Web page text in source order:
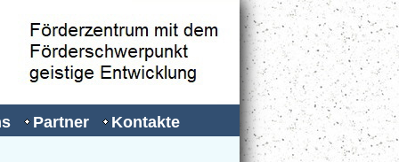
Partner Kontakte